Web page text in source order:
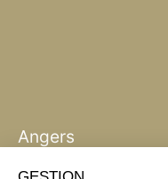
Angers
Angers